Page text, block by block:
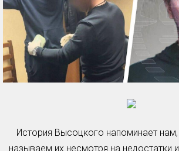
История Высоцкого напоминает
называем их несмотря на недостатки